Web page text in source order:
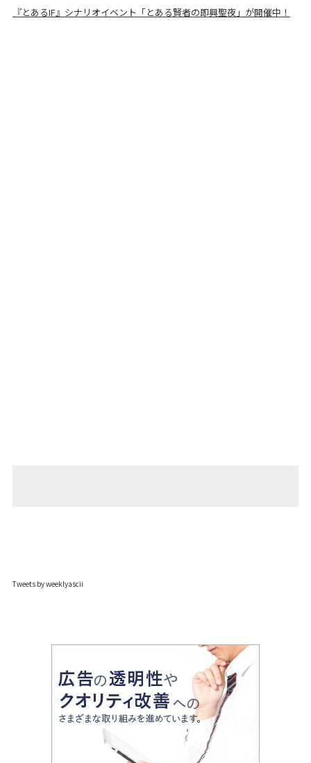
『とあるIF』シナリオイベント「とある賢者の即興聖夜」が開催中！
Tweets by weeklyascii